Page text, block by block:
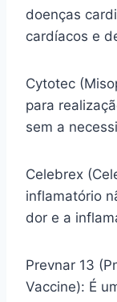
doenças
cardíacos e
Cytotec
para
sem a
Celebrex
inflamatório
dor e a
Prevnar 13
Vaccine): É